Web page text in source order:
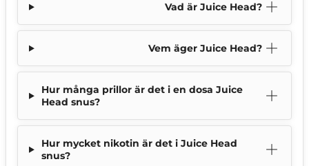
Vad är Juice Head?
Vem äger Juice Head?
Hur många prillor är det i en dosa Juice
Head snus?
Hur mycket nikotin är det i Juice Head
snus?